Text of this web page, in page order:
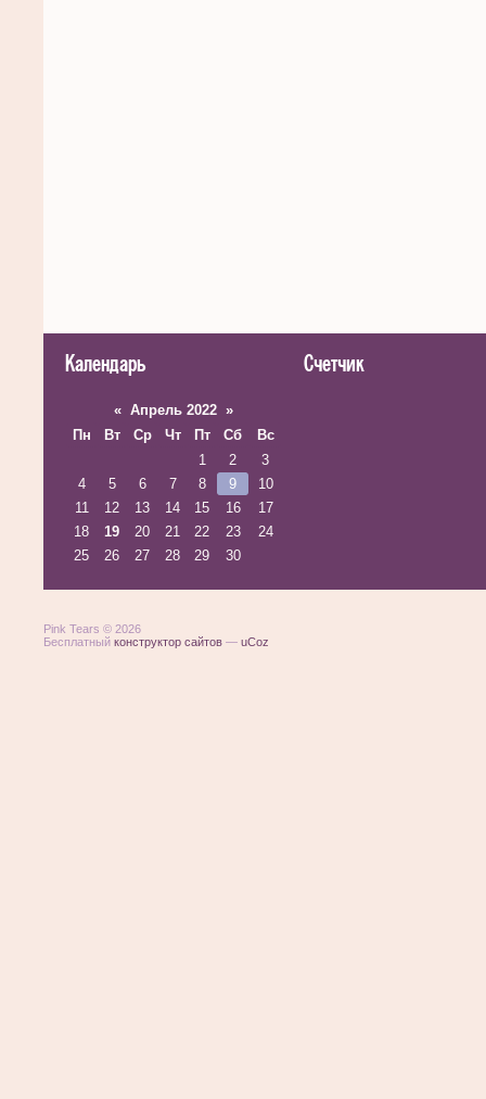
Календарь
« Апрель 2022 »
Пн
Вт Ср Чт Пт Сб
Вс
1
2
3
4
5 6 7 8 9
10
11
12 13 14 15 16
17
18
19 20 21 22 23
24
25
26 27 28 29 30
Счетчик
Pink Tears © 2026
Бесплатный конструктор сайтов — uCoz